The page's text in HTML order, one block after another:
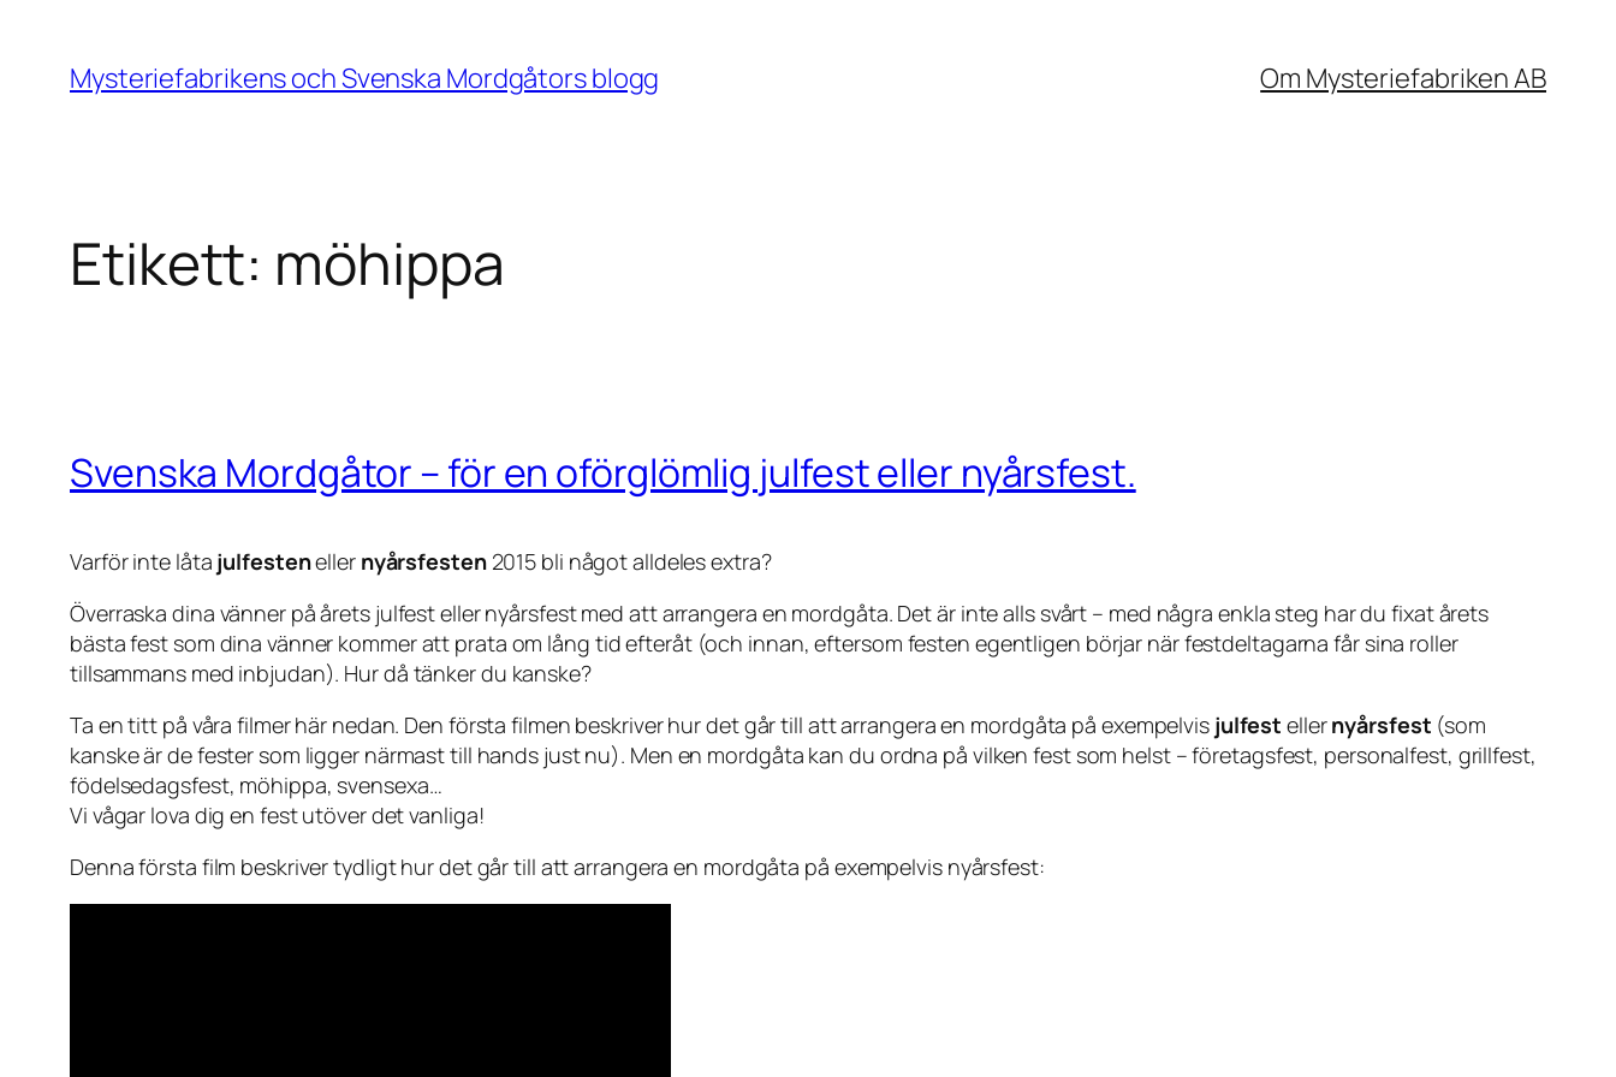
innehåll
Mysteriefabrikens och Svenska Mordgåtors blogg Om Mysteriefabriken AB
Etikett: möhippa
Svenska Mordgåtor – för en oförglömlig julfest eller nyårsfest.
Varför inte låta julfesteneller nyårsfesten2015 bli något alldeles extra?
Överraska dina vänner på årets julfest eller nyårsfest med att arrangera en mordgåta. Det är inte alls svårt – med några enkla steg har du fixat årets
bästa fest som dina vänner kommer att prata om lång tid efteråt (och innan, eftersom festen egentligen börjar när festdeltagarna får sina roller
tillsammans med inbjudan). Hur då tänker du kanske?
Ta en titt på våra filmer här nedan. Den första filmen beskriver hur det går till att arrangera en mordgåta på exempelvisjulfest ellernyårsfest (som
kanske är de fester som ligger närmast till hands just nu). Men en mordgåta kan du ordna på vilken fest som helst – företagsfest, personalfest, grillfest,
födelsedagsfest, möhippa, svensexa…
Vi vågar lova dig en fest utöver det vanliga!
Denna första film beskriver tydligt hur det går till att arrangera en mordgåta på exempelvis nyårsfest: